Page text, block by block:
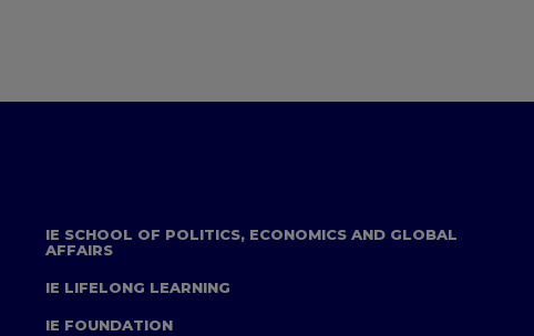
IE SCHOOL OF POLITICS, ECONOMICS AND GLOBAL
AFFAIRS
IE LIFELONG LEARNING
IE FOUNDATION